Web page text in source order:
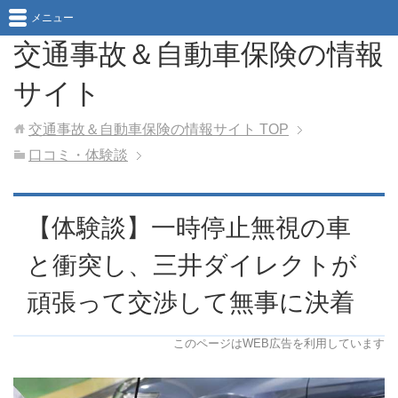
交通事故＆自動車保険の情報
サイト
メニュー
交通事故＆自動車保険の情報サイト TOP
口コミ・体験談
【体験談】一時停止無視の車
と衝突し、三井ダイレクトが
頑張って交渉して無事に決着
このページはWEB広告を利用しています